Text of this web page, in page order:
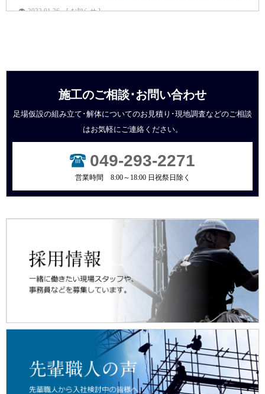
2022.01.26 お知らせ
2021.01.13 お知らせ
お知らせ
求人情報
施工のご相談･お問い合わせ
足場仮設の組み立て･解体についてのお見積り･現地調査などのご相談
はお気軽にご連絡ください。
049-293-2271
営業時間 8:00～18:00 日祝祭日除く